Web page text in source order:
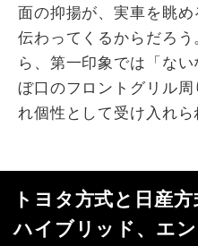
面の抑揚が、実車を眺
伝わってくるからだろ
ら、第一印象では「な
ぼ口のフロントグリル
れ個性として受け入れら
トヨタ方式と日産
ハイブリッド、エ